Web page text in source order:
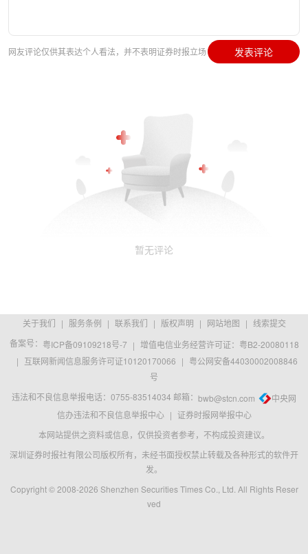
网友评论仅供其表达个人看法，并不表明证券时报立场 发表评论
暂无评论
关于我们 | 服务条例 | 联系我们 | 版权声明 | 网站地图 | 线索提交
备案号： 粤ICP备09109218号-7 | 增值电信业务经营许可证：粤B2-20080118
| 互联网新闻信息服务许可证10120170066 | 粤公网安备44030002008846
号
违法和不良信息举报电话：0755-83514034 邮箱： bwb@stcn.com
中央网
信办违法和不良信息举报中心 | 证券时报网举报中心
本网站提供之资料或信息，仅供投资者参考，不构成投资建议。
深圳证券时报社有限公司版权所有，未经书面授权禁止转载及各种形式的软件开
发。
Copyright © 2008-2026 Shenzhen Securities Times Co., Ltd. All Rights Reser
ved